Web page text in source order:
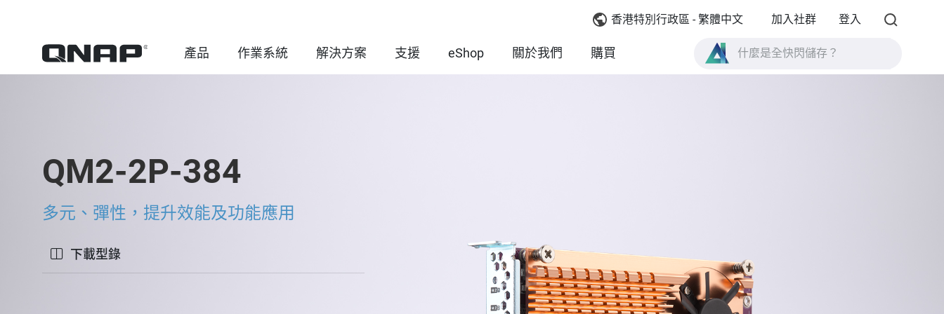
香港特別行政區 - 繁體中文 加入社群 登入
產品 作業系統 解決方案 支援 eShop 關於我們 購買
什麼是全快閃儲存？
什麼是 High Availability ？
QM2-2P-384
多元、彈性，提升效能及功能應用
下載型錄